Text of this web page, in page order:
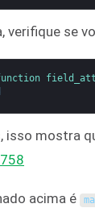
verifique se
isso mostra
acima é